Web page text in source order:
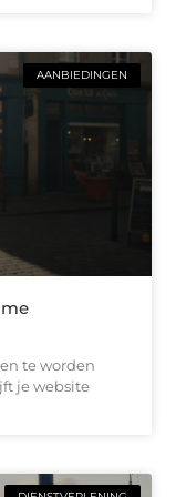
AANBIEDINGEN
te worden
je website